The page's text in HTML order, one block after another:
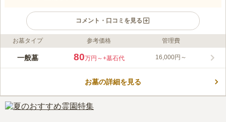
コメント・口コミを見る
ライフドット編集部のコメント
緑と花が咲き乱れた美しい境内の銀山寺墓地は、長い歴史のあり
花々を眺めながら、参拝することができます。 お墓は和型のみ
す。 永代供養施設があり、後継ぎのいない方やお墓の管理に不
安がある方にも安心です。 また、園内に法要施設もあります。
口コミ評価
お墓タイプ 参考価格 管理費
一般墓 80万円～+墓石代 16,000円～
お墓の詳細を見る